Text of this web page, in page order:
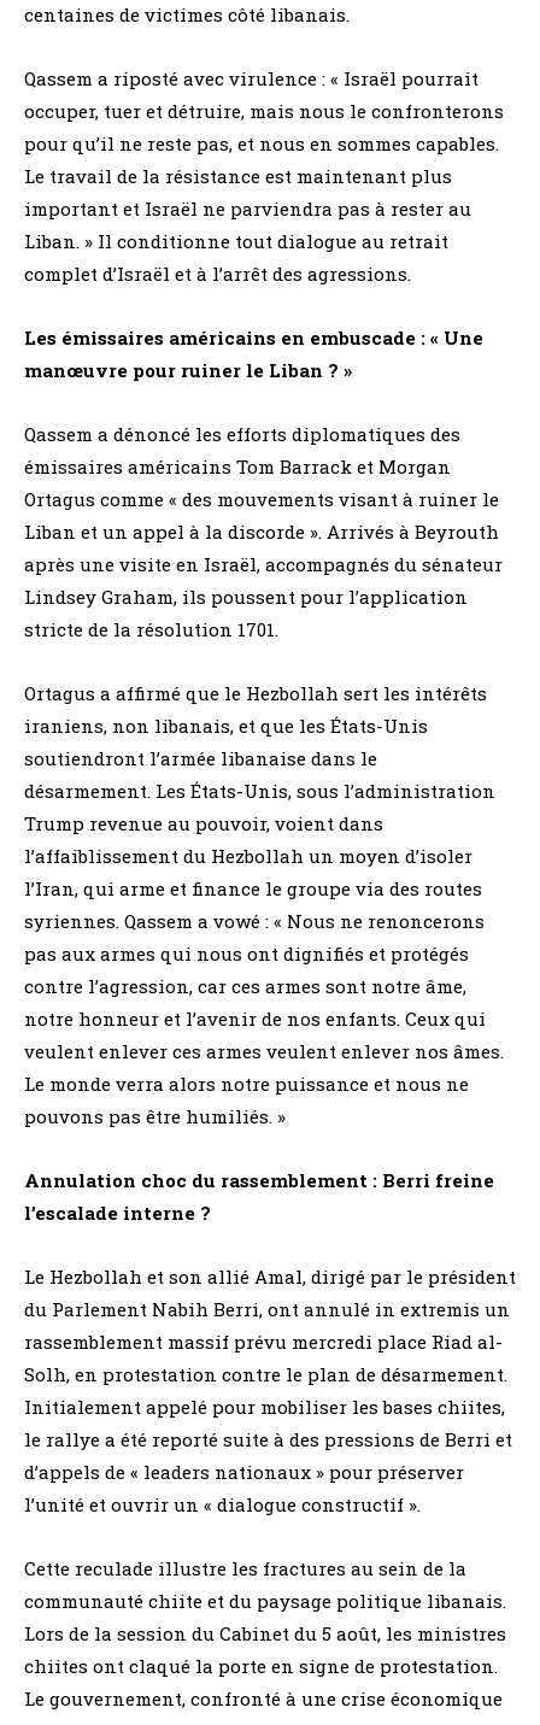
centaines de victimes côté libanais.
Qassem a riposté avec virulence : « Israël pourrait
occuper, tuer et détruire, mais nous le confronterons
pour qu’il ne reste pas, et nous en sommes capables.
Le travail de la résistance est maintenant plus
important et Israël ne parviendra pas à rester au
Liban. » Il conditionne tout dialogue au retrait
complet d’Israël et à l’arrêt des agressions.
Les émissaires américains en embuscade : « Une
manœuvre pour ruiner le Liban ? »
Qassem a dénoncé les efforts diplomatiques des
émissaires américains Tom Barrack et Morgan
Ortagus comme « des mouvements visant à ruiner le
Liban et un appel à la discorde ». Arrivés à Beyrouth
après une visite en Israël, accompagnés du sénateur
Lindsey Graham, ils poussent pour l’application
stricte de la résolution 1701.
Ortagus a affirmé que le Hezbollah sert les intérêts
iraniens, non libanais, et que les États-Unis
soutiendront l’armée libanaise dans le
désarmement. Les États-Unis, sous l’administration
Trump revenue au pouvoir, voient dans
l’affaiblissement du Hezbollah un moyen d’isoler
l’Iran, qui arme et finance le groupe via des routes
syriennes. Qassem a vowé : « Nous ne renoncerons
pas aux armes qui nous ont dignifiés et protégés
contre l’agression, car ces armes sont notre âme,
notre honneur et l’avenir de nos enfants. Ceux qui
veulent enlever ces armes veulent enlever nos âmes.
Le monde verra alors notre puissance et nous ne
pouvons pas être humiliés. »
Annulation choc du rassemblement : Berri freine
l’escalade interne ?
Le Hezbollah et son allié Amal, dirigé par le président
du Parlement Nabih Berri, ont annulé in extremis un
rassemblement massif prévu mercredi place Riad al-
Solh, en protestation contre le plan de désarmement.
Initialement appelé pour mobiliser les bases chiites,
le rallye a été reporté suite à des pressions de Berri et
d’appels de « leaders nationaux » pour préserver
l’unité et ouvrir un « dialogue constructif ».
Cette reculade illustre les fractures au sein de la
communauté chiite et du paysage politique libanais.
Lors de la session du Cabinet du 5 août, les ministres
chiites ont claqué la porte en signe de protestation.
Le gouvernement, confronté à une crise économique